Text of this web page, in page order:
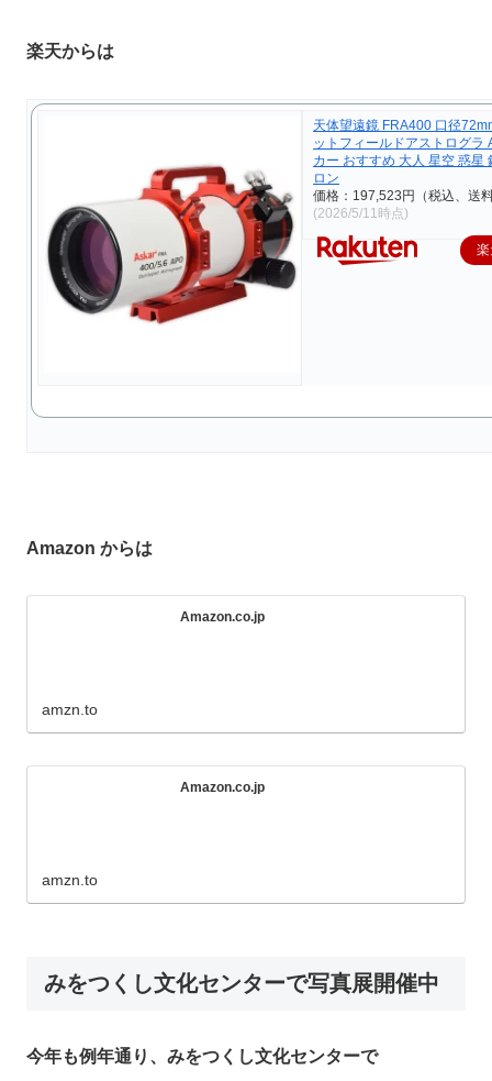
楽天からは
天体望遠鏡 FRA400 口径
ットフィールドアストログラ
カー おすすめ 大人 星空 惑星
ロン
価格：197,523円（税込、送
(2026/5/11時点)
Amazon からは
Amazon.co.jp
amzn.to
Amazon.co.jp
amzn.to
みをつくし文化センターで写真展開催中
今年も例年通り、みをつくし文化センターで